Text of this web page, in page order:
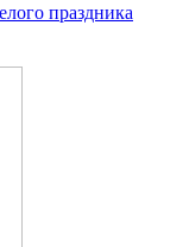
праздника